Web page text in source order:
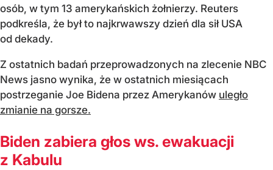
osób, w tym 13 amerykańskich żołnierzy. Reuters
podkreśla, że był to najkrwawszy dzień dla sił USA
od dekady.
Z ostatnich badań przeprowadzonych na zlecenie NBC
News jasno wynika, że w ostatnich miesiącach
postrzeganie Joe Bidena przez Amerykanów uległo
zmianie na gorsze.
Biden zabiera głos ws. ewakuacji
z Kabulu